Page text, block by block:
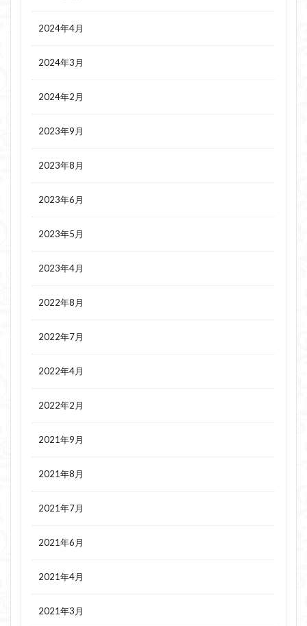
2024年4月
2024年3月
2024年2月
2023年9月
2023年8月
2023年6月
2023年5月
2023年4月
2022年8月
2022年7月
2022年4月
2022年2月
2021年9月
2021年8月
2021年7月
2021年6月
2021年4月
2021年3月